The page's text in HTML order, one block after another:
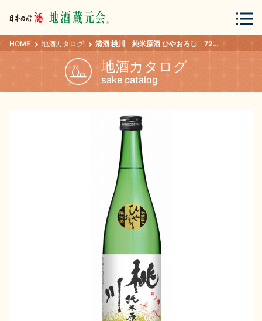
会員登録 ログイン
地酒カタログ
地酒解体新書
HOME 地酒カタログ 清酒 桃川 純米原酒 ひやおろし 720ml
地酒カタログ
sake catalog